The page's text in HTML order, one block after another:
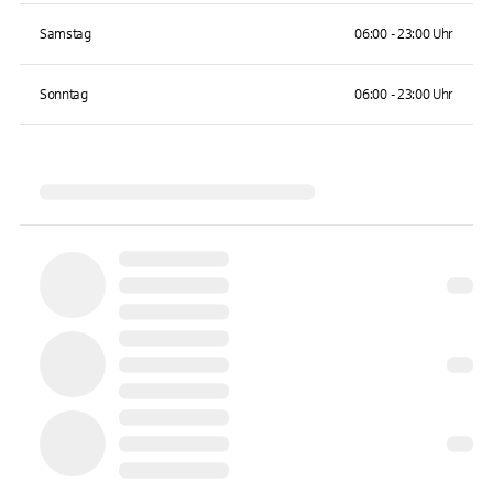
Samstag 06:00 - 23:00 Uhr
Sonntag 06:00 - 23:00 Uhr